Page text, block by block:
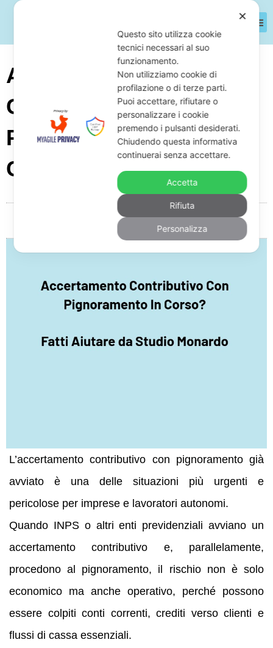
Accertamento
Contributivo Con
Pignoramento In Corso:
Come Reagire
05:15
L’accertamento contributivo con pignoramento già
avviato è una delle situazioni più urgenti e
pericolose per imprese e lavoratori autonomi.
Quando INPS o altri enti previdenziali avviano un
accertamento contributivo e, parallelamente,
procedono al pignoramento, il rischio non è solo
economico ma anche operativo, perché possono
essere colpiti conti correnti, crediti verso clienti e
flussi di cassa essenziali.
✕
Questo sito utilizza cookie
tecnici necessari al suo
funzionamento.
Non utilizziamo cookie di
profilazione o di terze parti.
Puoi accettare, rifiutare o
personalizzare i cookie
premendo i pulsanti desiderati.
Chiudendo questa informativa
continuerai senza accettare.
Accetta
Rifiuta
Personalizza